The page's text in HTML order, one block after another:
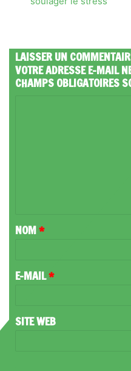
LAISSER UN
VOTRE ADRESSE E-MAIL
CHAMPS OBLIGATOIRES
A
R
NOM*
E-MAIL*
SITE WEB